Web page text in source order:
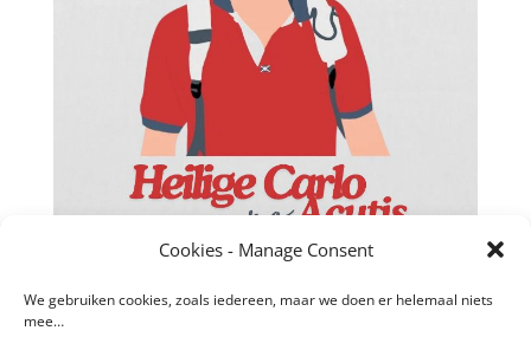
Cookies - Manage Consent
We gebruiken cookies, zoals iedereen, maar we doen er helemaal niets
mee…
Facebook
Twitter